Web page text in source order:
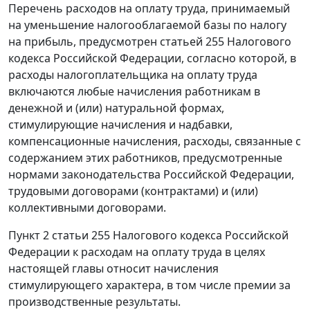
Перечень расходов на оплату труда, принимаемый
на уменьшение налогооблагаемой базы по налогу
на прибыль, предусмотрен статьей 255 Налогового
кодекса Российской Федерации, согласно которой, в
расходы налогоплательщика на оплату труда
включаются любые начисления работникам в
денежной и (или) натуральной формах,
стимулирующие начисления и надбавки,
компенсационные начисления, расходы, связанные с
содержанием этих работников, предусмотренные
нормами законодательства Российской Федерации,
трудовыми договорами (контрактами) и (или)
коллективными договорами.
Пункт 2 статьи 255 Налогового кодекса Российской
Федерации к расходам на оплату труда в целях
настоящей главы относит начисления
стимулирующего характера, в том числе премии за
производственные результаты.